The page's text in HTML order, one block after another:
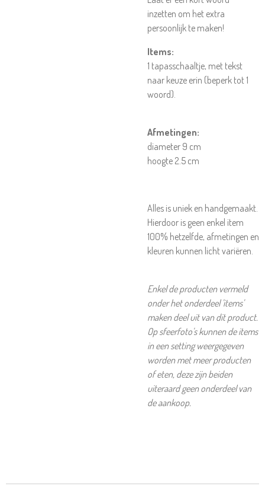
inzetten om het extra
persoonlijk te maken!
Items:
1 tapasschaaltje, met tekst
naar keuze erin (beperk tot 1
woord).
Afmetingen:
diameter 9 cm
hoogte 2.5 cm
Alles is uniek en handgemaakt.
Hierdoor is geen enkel item
100% hetzelfde, afmetingen en
kleuren kunnen licht variëren.
Enkel de producten vermeld
onder het onderdeel 'items'
maken deel uit van dit product.
Op sfeerfoto's kunnen de items
in een setting weergegeven
worden met meer producten
of eten, deze zijn beiden
uiteraard geen onderdeel van
de aankoop.